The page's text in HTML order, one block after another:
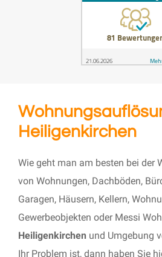
Heiligenkirchen
Wie geht man am besten bei der
von Wohnungen, Dachböden,
Garagen, Häusern, Kellern,
Gewerbeobjekten oder Messi
Heiligenkirchen und Umgebung
Ihr Problem ist, dann haben Sie